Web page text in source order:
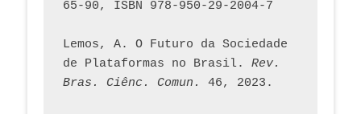
65-90, ISBN 978-950-29-2004-7
Lemos, A. O Futuro da Sociedade
de Plataformas no Brasil. Rev.
Bras. Ciênc. Comun.